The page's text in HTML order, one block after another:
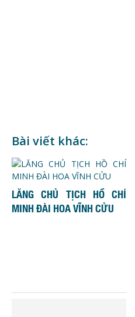
Bài viết khác:
LĂNG CHỦ TỊCH HỒ CHÍ
MINH ĐÀI HOA VĨNH CỬU